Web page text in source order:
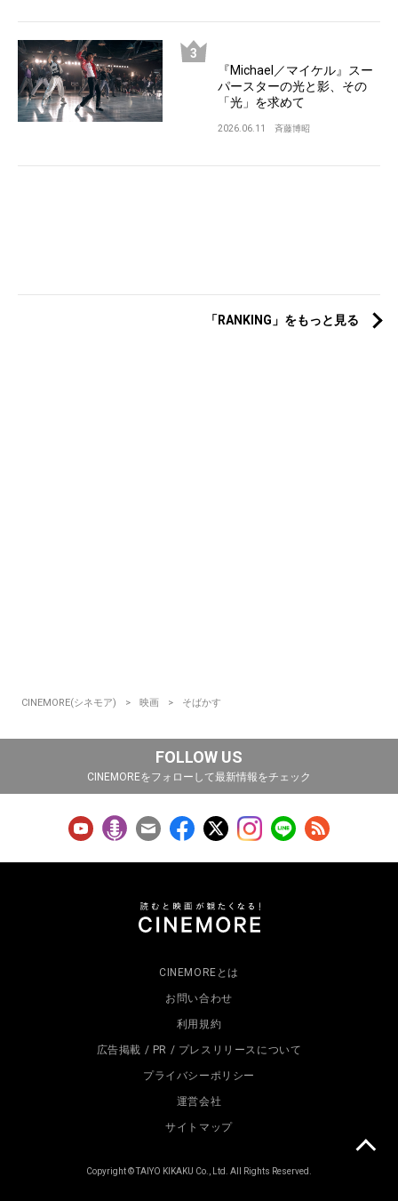
『Michael／マイケル』スー
パースターの光と影、その
「光」を求めて
2026.06.11 斉藤博昭
「RANKING」をもっと見る
CINEMORE(シネモア) 映画 そばかす
FOLLOW US
CINEMOREをフォローして最新情報をチェック
CINEMOREとは
お問い合わせ
利用規約
広告掲載 / PR / プレスリリースについて
プライバシーポリシー
運営会社
サイトマップ
Copyright © TAIYO KIKAKU Co., Ltd. All Rights Reserved.